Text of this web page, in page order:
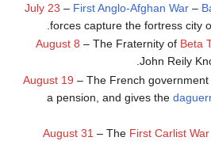
July 23 – First Anglo-Afghan War–
forces capture the fortress city
August 8 – The Fraternity of Beta
John Reily
August 19 – The French government
a pension, and gives the
August 31 – The First Carlist War